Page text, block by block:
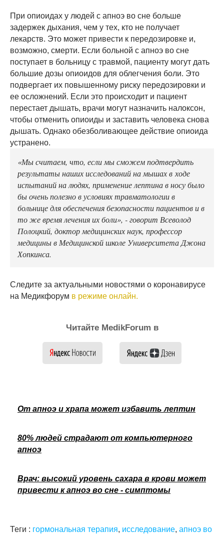
При опиоидах у людей с апноэ во сне больше
задержек дыхания, чем у тех, кто не получает
лекарств. Это может привести к передозировке и,
возможно, смерти. Если больной с апноэ во сне
поступает в больницу с травмой, пациенту могут дать
большие дозы опиоидов для облегчения боли. Это
подвергает их повышенному риску передозировки и
ее осложнений. Если это происходит и пациент
перестает дышать, врачи могут назначить налоксон,
чтобы отменить опиоиды и заставить человека снова
дышать. Однако обезболивающее действие опиоида
устранено.
«Мы считаем, что, если мы сможем подтвердить
результаты наших исследований на мышах в ходе
испытаний на людях, применение лептина в носу было
бы очень полезно в условиях травматологии в
больнице для обеспечения безопасности пациентов и в
то же время лечения их боли», - говорит Всеволод
Полоцкий, доктор медицинских наук, профессор
медицины в Медицинской школе Университета Джона
Хопкинса.
Следите за актуальными новостями о коронавирусе
на Медикфорум в режиме онлайн.
Читайте MedikForum в
От апноэ и храпа может избавить лептин
80% людей страдают от компьютерного
апноэ
Врач: высокий уровень сахара в крови может
привести к апноэ во сне - симптомы
Теги : гормональная терапия, исследование, апноэ во